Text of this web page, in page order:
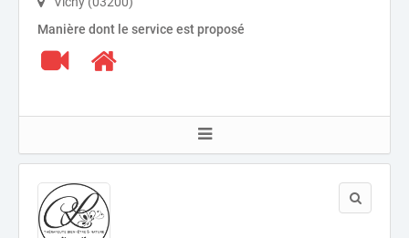
Manière dont le service est proposé